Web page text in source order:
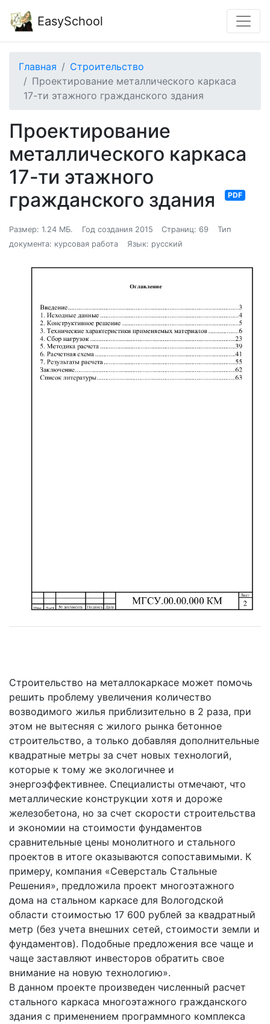
EasySchool
Главная
Строительство
Проектирование металлического каркаса
17-ти этажного гражданского здания
Проектирование
металлического каркаса
17-ти этажного
гражданского здания
PDF
Размер: 1.24 МБ. Год создания 2015 Страниц: 69
Тип
документа: курсовая работа
Язык: русский
Строительство на металлокаркасе может помочь
решить проблему увеличения количество
возводимого жилья приблизительно в 2 раза, при
этом не вытесняя с жилого рынка бетонное
строительство, а только добавляя дополнительные
квадратные метры за счет новых технологий,
которые к тому же экологичнее и
энергоэффективнее. Специалисты отмечают, что
металлические конструкции хотя и дороже
железобетона, но за счет скорости строительства
и экономии на стоимости фундаментов
сравнительные цены монолитного и стального
проектов в итоге оказываются сопоставимыми. К
примеру, компания «Северсталь Стальные
Решения», предложила проект многоэтажного
дома на стальном каркасе для Вологодской
области стоимостью 17 600 рублей за квадратный
метр (без учета внешних сетей, стоимости земли и
фундаментов). Подобные предложения все чаще и
чаще заставляют инвесторов обратить свое
внимание на новую технологию».
В данном проекте произведен численный расчет
стального каркаса многоэтажного гражданского
здания с применением программного комплекса